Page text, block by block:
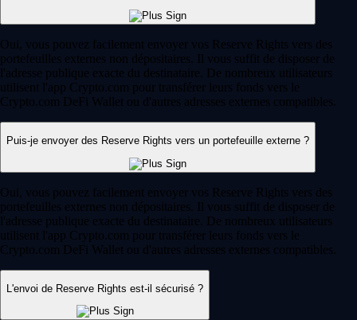
Oui, vous pouvez facilement envoyer vos Reserve Rights vers des
portefeuilles externes non dépositaires. Il vous suffit de disposer de
l'adresse publique exacte du destinataire. De nombreux utilisateurs
utilisent l'app Crypto.com pour transférer leurs fonds vers le
Crypto.com DeFi Wallet ou d'autres adresses externes compatibles.
Puis-je envoyer des Reserve Rights vers un portefeuille externe ?
Oui, vous pouvez facilement envoyer vos Reserve Rights vers des
portefeuilles externes non dépositaires. Il vous suffit de disposer de
l'adresse publique exacte du destinataire. De nombreux utilisateurs
utilisent l'app Crypto.com pour transférer leurs fonds vers le
Crypto.com DeFi Wallet ou d'autres adresses externes compatibles.
L'envoi de Reserve Rights est-il sécurisé ?